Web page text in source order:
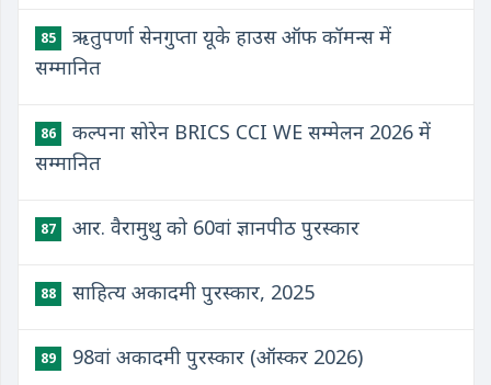
85
ऋतुपर्णा सेनगुप्ता यूके हाउस ऑफ कॉमन्स में
सम्मानित
86
कल्पना सोरेन BRICS CCI WE सम्मेलन 2026 में
सम्मानित
87 आर. वैरामुथु को 60वां ज्ञानपीठ पुरस्कार
88 साहित्य अकादमी पुरस्कार, 2025
89 98वां अकादमी पुरस्कार (ऑस्कर 2026)